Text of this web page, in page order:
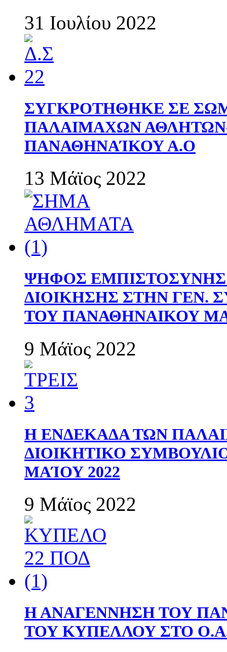
31 Ιουλίου 2022
ΣΥΓΚΡΟΤΗΘΗΚΕ ΣΕ
ΠΑΛΑΙΜΑΧΩΝ
ΠΑΝΑΘΗΝΑΊΚΟΥ Α.Ο
13 Μάϊος 2022
ΨΗΦΟΣ
ΔΙΟΙΚΗΣΗΣ ΣΤΗΝ ΓΕΝ.
ΤΟΥ ΠΑΝΑΘΗΝΑΙΚΟΥ
9 Μάϊος 2022
Η ΕΝΔΕΚΑΔΑ ΤΩΝ
ΔΙΟΙΚΗΤΙΚΟ
ΜΑΊΟΥ 2022
9 Μάϊος 2022
Η ΑΝΑΓΕΝΝΗΣΗ ΤΟΥ
ΤΟΥ ΚΥΠΕΛΛΟΥ ΣΤΟ